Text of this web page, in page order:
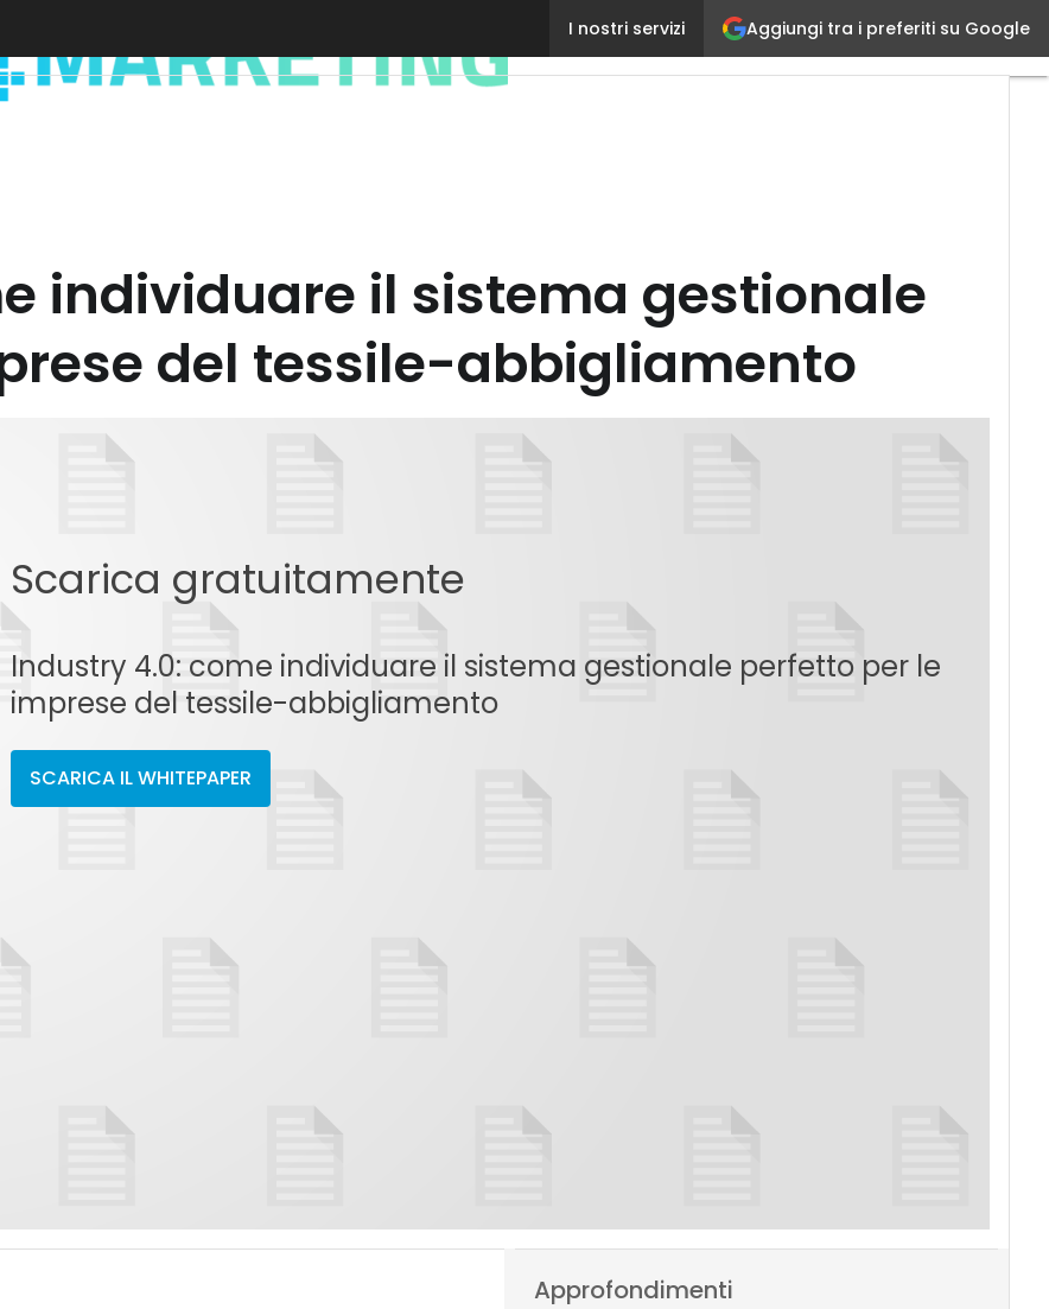
Aggiungi tra i preferiti su Google
I nostri servizi
Industry 4.0: come individuare il sistema
individuare il sistema gestionale
del tessile-abbigliamento
Scarica gratuitamente
Industry 4.0: come individuare il sistema gestionale perfetto per le
imprese del tessile-abbigliamento
SCARICA IL WHITEPAPER
Approfondimenti